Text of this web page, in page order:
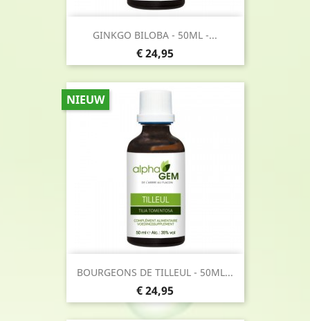
GINKGO BILOBA - 50ML -...
Prijs
€ 24,95
BOURGEONS DE TILLEUL - 50ML...
Prijs
€ 24,95
NIEUW